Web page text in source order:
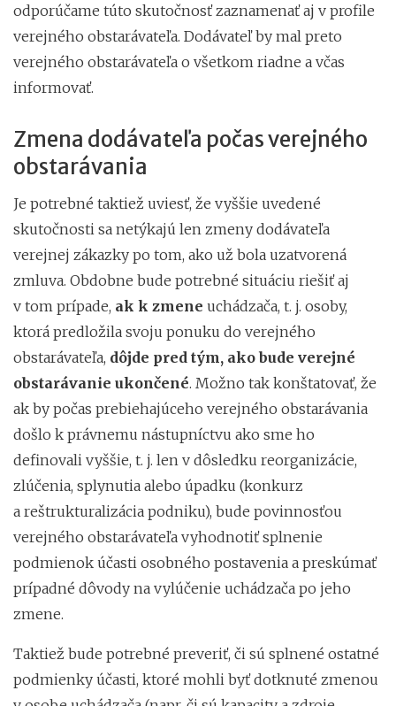
odporúčame túto skutočnosť zaznamenať aj v profile
verejného obstarávateľa. Dodávateľ by mal preto
verejného obstarávateľa o všetkom riadne a včas
informovať.
Zmena dodávateľa počas verejného
obstarávania
Je potrebné taktiež uviesť, že vyššie uvedené
skutočnosti sa netýkajú len zmeny dodávateľa
verejnej zákazky po tom, ako už bola uzatvorená
zmluva. Obdobne bude potrebné situáciu riešiť aj
v tom prípade, ak k zmene uchádzača, t. j. osoby,
ktorá predložila svoju ponuku do verejného
obstarávateľa, dôjde pred tým, ako bude verejné
obstarávanie ukončené. Možno tak konštatovať, že
ak by počas prebiehajúceho verejného obstarávania
došlo k právnemu nástupníctvu ako sme ho
definovali vyššie, t. j. len v dôsledku reorganizácie,
zlúčenia, splynutia alebo úpadku (konkurz
a reštrukturalizácia podniku), bude povinnosťou
verejného obstarávateľa vyhodnotiť splnenie
podmienok účasti osobného postavenia a preskúmať
prípadné dôvody na vylúčenie uchádzača po jeho
zmene.
Taktiež bude potrebné preveriť, či sú splnené ostatné
podmienky účasti, ktoré mohli byť dotknuté zmenou